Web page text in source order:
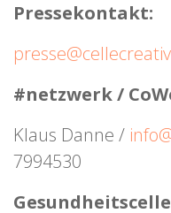
Pressekontakt:
#netzwerk /
Klaus Danne /
7994530